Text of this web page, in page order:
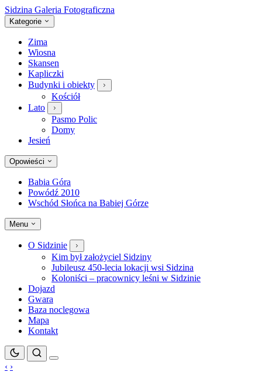
Sidzina Galeria Fotograficzna
Kategorie
Zima
Wiosna
Skansen
Kapliczki
Budynki i obiekty
Kościół
Lato
Pasmo Polic
Domy
Jesień
Opowieści
Babia Góra
Powódź 2010
Wschód Słońca na Babiej Górze
Menu
O Sidzinie
Kim był założyciel Sidziny
Jubileusz 450-lecia lokacji wsi Sidzina
Koloniści – pracownicy leśni w Sidzinie
Dojazd
Gwara
Baza noclegowa
Mapa
Kontakt
‹ ›